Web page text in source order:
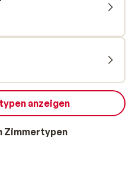
anzeigen
Zimmertypen